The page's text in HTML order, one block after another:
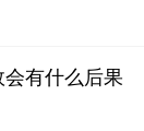
有什么后果